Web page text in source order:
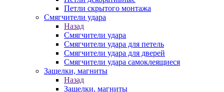
Петли скрытого монтажа
Смягчители удара
Назад
Смягчители удара
Смягчители удара для петель
Смягчители удара для дверей
Cмягчители удара самоклеящиеся
Защелки, магниты
Назад
Защелки, магниты